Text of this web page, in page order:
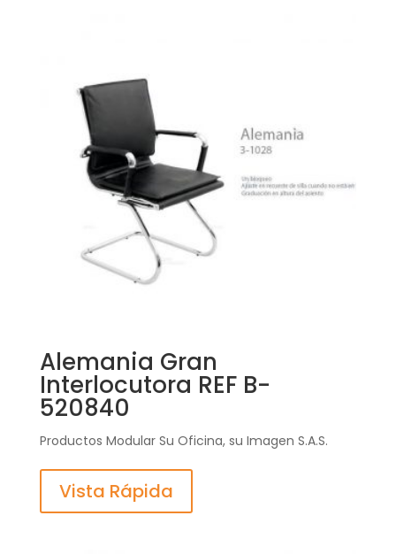
Alemania Gran
Interlocutora REF B-
520840
Productos Modular Su Oficina, su Imagen S.A.S.
Vista Rápida